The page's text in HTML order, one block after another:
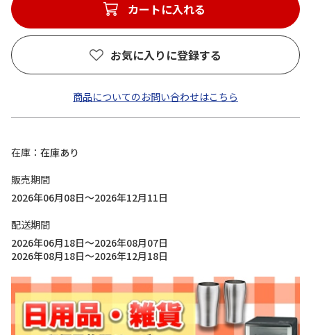
カートに入れる
お気に入りに登録する
商品についてのお問い合わせはこちら
在庫
在庫あり
販売期間
2026年06月08日～2026年12月11日
配送期間
2026年06月18日～2026年08月07日
2026年08月18日～2026年12月18日